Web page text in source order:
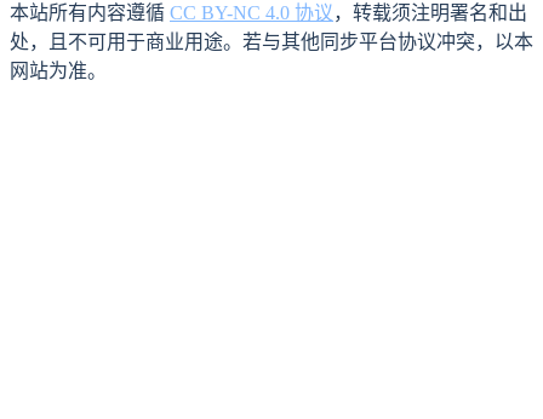
本站所有内容遵循 CC BY-NC 4.0 协议，转载须注明署名和出
处，且不可用于商业用途。若与其他同步平台协议冲突，以本
网站为准。